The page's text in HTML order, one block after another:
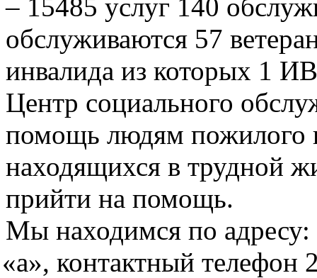
– 15485 услуг 140
обслуживаются 57
инвалида из которых 1
Центр социального
помощь людям пожилого
находящихся в трудной
прийти на помощь.
Мы находимся по
«а», контактный телефон